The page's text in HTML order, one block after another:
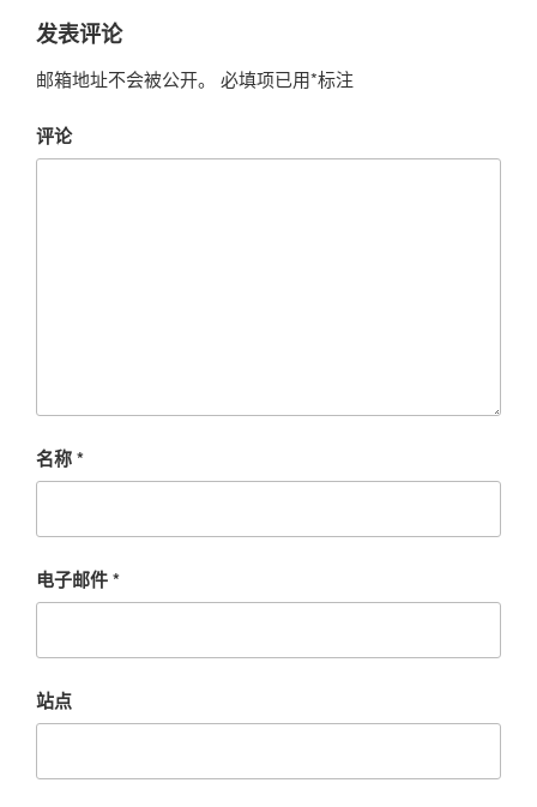
发表评论
邮箱地址不会被公开。 必填项已用*标注
评论
名称*
电子邮件*
站点